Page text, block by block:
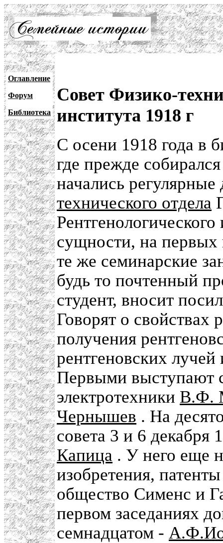
Оглавление
Форум
Библиотека
Совет Физико-
института 1918 г
С осени 1918 года в
где прежде
начались
технического отдела
сущности, на первых
те же семинарские
будь то почтенный
студент, вносит
Говорят о свойствах
получения
рентгеновских
Первыми выступают
электротехники В.Ф.
Чернышев . На
совета 3 и 6 декабря
Капица . У него еще
изобретения,
общество Сименс и
первом заседаниях
семнадцатом -